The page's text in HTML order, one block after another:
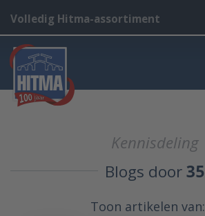
Volledig Hitma-assortiment
Kennisdeling
Blogs door35
Toon artikelen van: